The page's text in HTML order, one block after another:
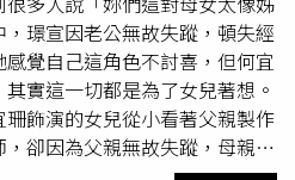
遭到取消，如今阿富汗並無法
大多依據伊斯蘭教法的漢娜菲
孩在「青春期到來時」結婚，
由當地相關部門自由解釋。
璟宣因老公無故失蹤，頓失經
覺自己這角色不討喜，但何宜
實這一切都是為了女兒著想。
飾演的女兒從小看著父親製作
卻因為父親無故失蹤，母親又